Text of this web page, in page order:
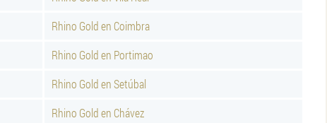
Rhino Gold en Coimbra
Rhino Gold en Portimao
Rhino Gold en Setúbal
Rhino Gold en Chávez